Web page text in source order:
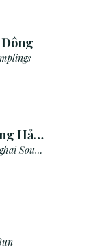
Đông
Hải
Soup